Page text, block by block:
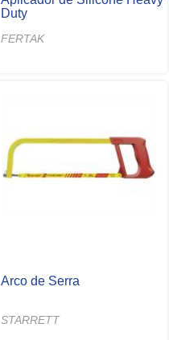
Duty
FERTAK
Arco de Serra
STARRETT